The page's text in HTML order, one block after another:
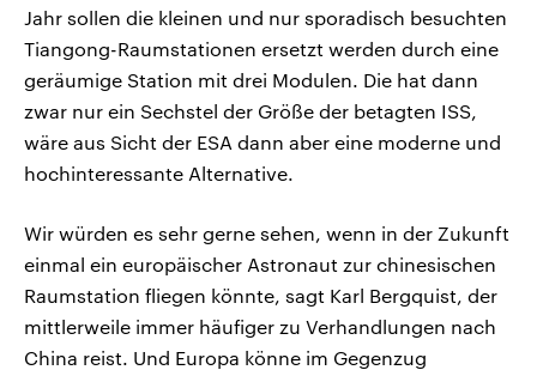
Jahr sollen die kleinen und nur sporadisch besuchten
Tiangong-Raumstationen ersetzt werden durch eine
geräumige Station mit drei Modulen. Die hat dann
zwar nur ein Sechstel der Größe der betagten ISS,
wäre aus Sicht der ESA dann aber eine moderne und
hochinteressante Alternative.
Wir würden es sehr gerne sehen, wenn in der Zukunft
einmal ein europäischer Astronaut zur chinesischen
Raumstation fliegen könnte, sagt Karl Bergquist, der
mittlerweile immer häufiger zu Verhandlungen nach
China reist. Und Europa könne im Gegenzug